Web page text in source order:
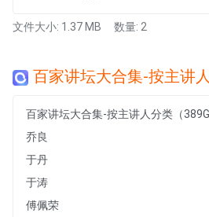
文件大小: 1.37 MB 数量: 2
百家讲坛大合集-按主讲
百家讲坛大合集-按主讲人分类（
乔良
于丹
于涛
傅佩荣